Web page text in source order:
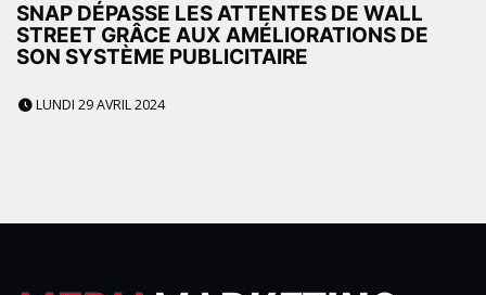
SNAP DÉPASSE LES ATTENTES DE WALL
STREET GRÂCE AUX AMÉLIORATIONS DE
SON SYSTÈME PUBLICITAIRE
LUNDI 29 AVRIL 2024